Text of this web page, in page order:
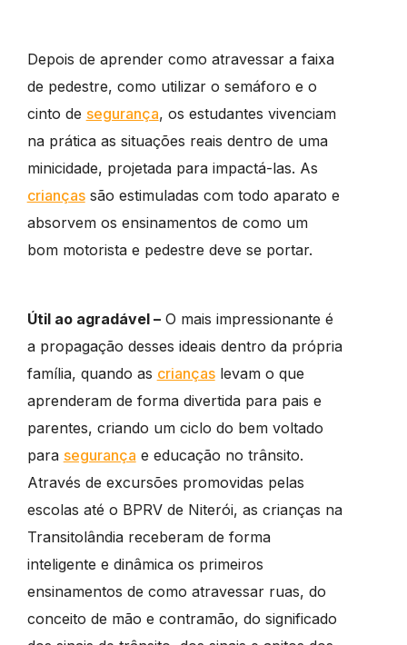
Depois de aprender como atravessar a faixa
de pedestre, como utilizar o semáforo e o
cinto de segurança, os estudantes vivenciam
na prática as situações reais dentro de uma
minicidade, projetada para impactá-las. As
criançassão estimuladas com todo aparato e
absorvem os ensinamentos de como um
bom motorista e pedestre deve se portar.
Útil ao agradável –O mais impressionante é
a propagação desses ideais dentro da própria
família, quando as criançaslevam o que
aprenderam de forma divertida para pais e
parentes, criando um ciclo do bem voltado
para segurança e educação no trânsito.
Através de excursões promovidas pelas
escolas até o BPRV de Niterói, as crianças na
Transitolândia receberam de forma
inteligente e dinâmica os primeiros
ensinamentos de como atravessar ruas, do
conceito de mão e contramão, do significado